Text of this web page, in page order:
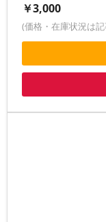
￥3,000
(価格・在庫状況は